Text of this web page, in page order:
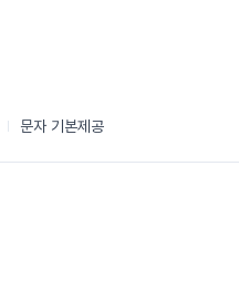
문자 기본제공